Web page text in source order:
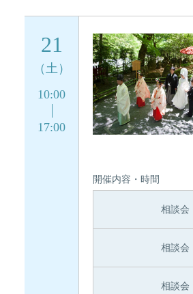
21
（土）
10:00
17:00
開催内容・時間
相談会
相談会
相談会